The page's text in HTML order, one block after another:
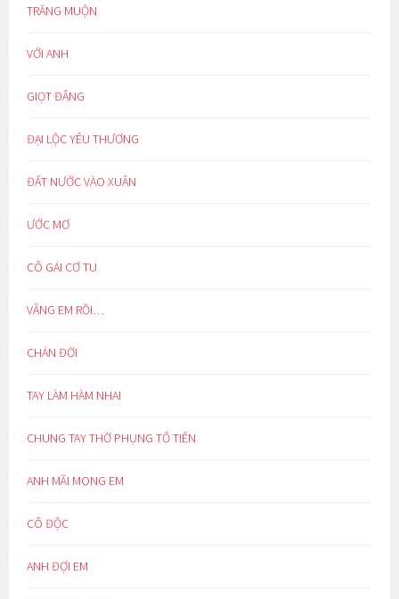
TRĂNG MUỘN
VỚI ANH
GIỌT ĐẮNG
ĐẠI LỘC YÊU THƯƠNG
ĐẤT NƯỚC VÀO XUÂN
ƯỚC MƠ
CÔ GÁI CƠ TU
VẮNG EM RỒI…
CHÁN ĐỜI
TAY LÀM HÀM NHAI
CHUNG TAY THỜ PHỤNG TỔ TIÊN
ANH MÃI MONG EM
CÔ ĐỘC
ANH ĐỢI EM